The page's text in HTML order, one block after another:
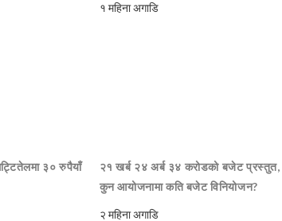
१ महिना अगाडि
३० रुपैयाँ
२१ खर्ब २४ अर्ब ३४ करोडको बजेट प्रस्तुत,
कुन आयोजनामा कति बजेट विनियोजन?
२ महिना अगाडि